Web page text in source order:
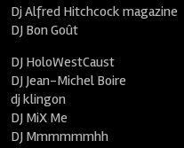
Dj Alfred Hitchcock magazine
DJ Bon Goût
DJ HoloWestCaust
DJ Jean-Michel Boire
dj klingon
DJ MiX Me
DJ Mmmmmmhh